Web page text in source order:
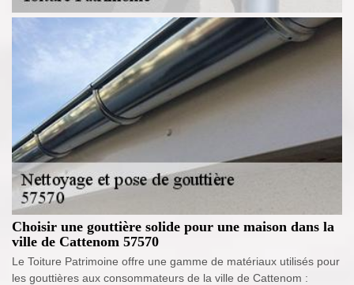
Choisir une gouttière solide pour une maison dans la
ville de Cattenom 57570
Le Toiture Patrimoine offre une gamme de matériaux utilisés pour
les gouttières aux consommateurs de la ville de Cattenom :